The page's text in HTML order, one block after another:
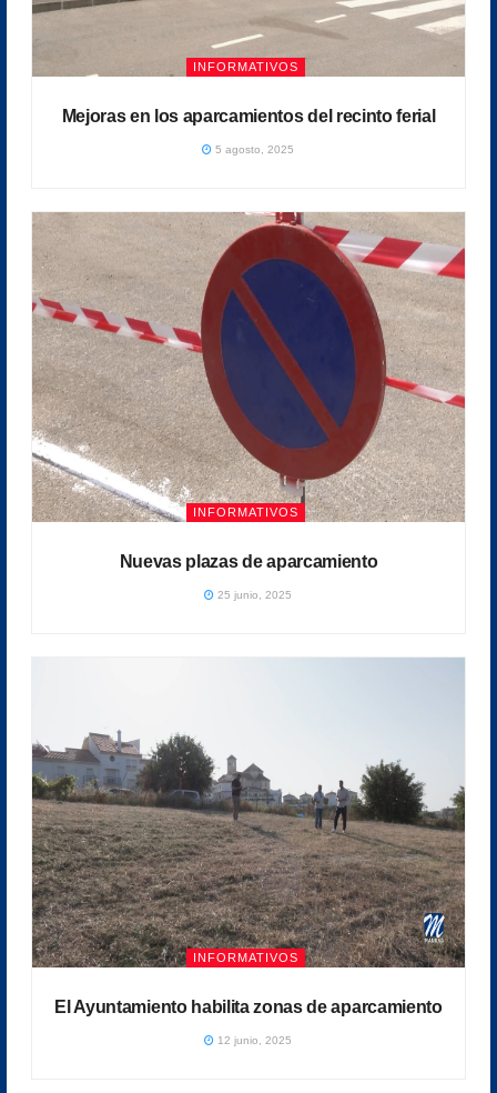
INFORMATIVOS
Mejoras en los aparcamientos del recinto ferial
5 agosto, 2025
INFORMATIVOS
Nuevas plazas de aparcamiento
25 junio, 2025
INFORMATIVOS
El Ayuntamiento habilita zonas de aparcamiento
12 junio, 2025